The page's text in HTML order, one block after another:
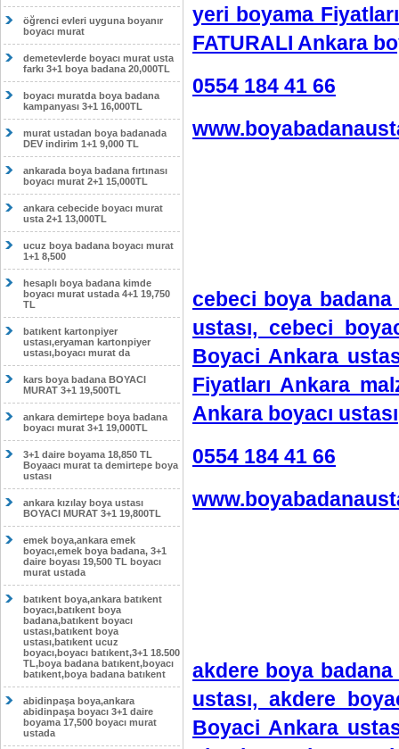
öğrenci evleri uyguna boyanır
boyacı murat
demetevlerde boyacı murat usta
farkı 3+1 boya badana 20,000TL
boyacı muratda boya badana
kampanyası 3+1 16,000TL
murat ustadan boya badanada
DEV indirim 1+1 9,000 TL
ankarada boya badana fırtınası
boyacı murat 2+1 15,000TL
ankara cebecide boyacı murat
usta 2+1 13,000TL
ucuz boya badana boyacı murat
1+1 8,500
hesaplı boya badana kimde
boyacı murat ustada 4+1 19,750
TL
batıkent kartonpiyer
ustası,eryaman kartonpiyer
ustası,boyacı murat da
kars boya badana BOYACI
MURAT 3+1 19,500TL
ankara demirtepe boya badana
boyacı murat 3+1 19,000TL
3+1 daire boyama 18,850 TL
Boyaacı murat ta demirtepe boya
ustası
ankara kızılay boya ustası
BOYACI MURAT 3+1 19,800TL
emek boya,ankara emek
boyacı,emek boya badana, 3+1
daire boyası 19,500 TL boyacı
murat ustada
batıkent boya,ankara batıkent
boyacı,batıkent boya
badana,batıkent boyacı
ustası,batıkent boya
ustası,batıkent ucuz
boyacı,boyacı batıkent,3+1 18.500
TL,boya badana batıkent,boyacı
batıkent,boya badana batıkent
abidinpaşa boya,ankara
abidinpaşa boyacı 3+1 daire
boyama 17,500 boyacı murat
ustada
yeri boyama
FATURALI Ankara
0554 184 41 66
cebeci boya badana
ustası, cebeci
Boyaci Ankara
Fiyatları Ankara
Ankara boyacı ustası
0554 184 41 66
akdere boya badana
ustası, akdere
Boyaci Ankara